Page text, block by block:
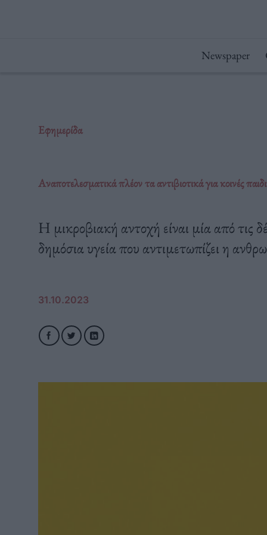
Newspaper
Εφημερίδα
Αναποτελεσματικά πλέον τα αντιβιοτικά για κοινές
Η μικροβιακή αντοχή είναι μία από τις
δημόσια υγεία που αντιμετωπίζει η
31.10.2023